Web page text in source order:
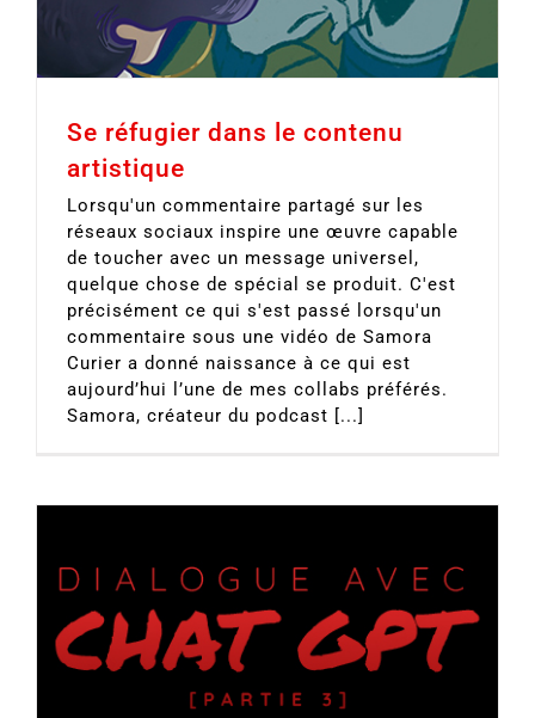
Se réfugier dans le contenu
artistique
Lorsqu'un commentaire partagé sur les
réseaux sociaux inspire une œuvre capable
de toucher avec un message universel,
quelque chose de spécial se produit. C'est
précisément ce qui s'est passé lorsqu'un
commentaire sous une vidéo de Samora
Curier a donné naissance à ce qui est
aujourd’hui l’une de mes collabs préférés.
Samora, créateur du podcast [...]